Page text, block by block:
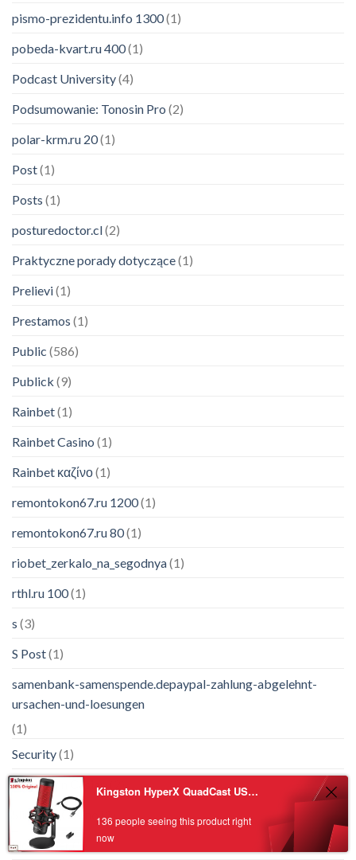
pismo-prezidentu.info 1300(1)
pobeda-kvart.ru 400(1)
Podcast University(4)
Podsumowanie: Tonosin Pro (2)
polar-krm.ru 20(1)
Post(1)
Posts (1)
posturedoctor.cl(2)
Praktyczne porady dotyczące(1)
Prelievi(1)
Prestamos (1)
Public (586)
Publick (9)
Rainbet(1)
Rainbet Casino (1)
Rainbet καζίνο(1)
remontokon67.ru 1200(1)
remontokon67.ru 80(1)
riobet_zerkalo_na_segodnya(1)
rthl.ru 100(1)
s (3)
S Post(1)
samenbank-samenspende.depaypal-zahlung-abgelehnt-
ursachen-und-loesungen
(1)
Security(1)
Shelbywin Casino
Slimking Casino
Slotsvader (1)
Kingston HyperX QuadCast USB Condenser Gaming Microphone Professional Computer Microfone for PC PS4 Mac Podcasts Twitch YouTube
136 people seeing this product right
now